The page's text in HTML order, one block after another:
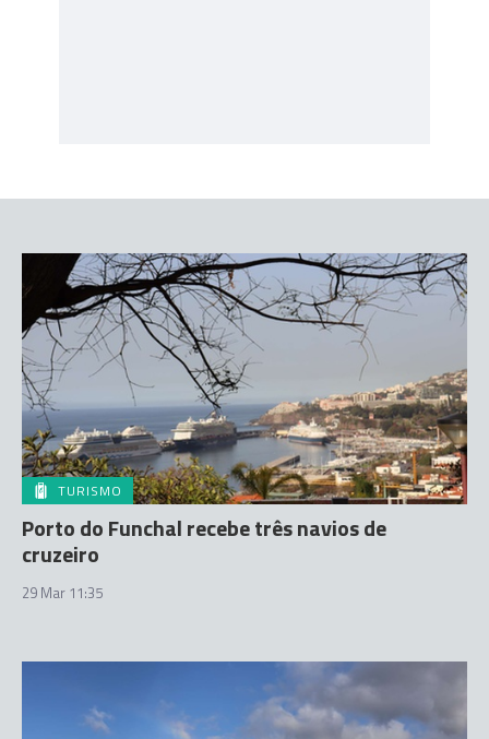
TURISMO
Porto do Funchal recebe três navios de
cruzeiro
29 Mar 11:35